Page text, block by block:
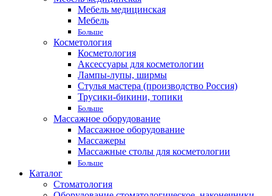
Мебель медицинская
Мебель
Больше
Косметология
Косметология
Аксессуары для косметологии
Лампы-лупы, ширмы
Стулья мастера (производство Россия)
Трусики-бикини, топики
Больше
Массажное оборудование
Массажное оборудование
Массажеры
Массажные столы для косметологии
Больше
Каталог
Стоматология